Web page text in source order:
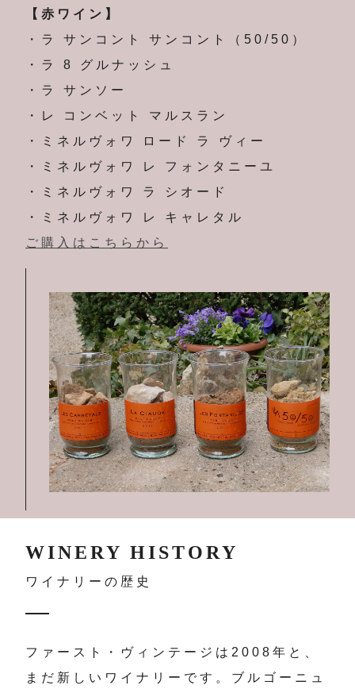
【赤ワイン】
・ラ サンコント サンコント（50/50）
・ラ 8 グルナッシュ
・ラ サンソー
・レ コンベット マルスラン
・ミネルヴォワ ロード ラ ヴィー
・ミネルヴォワ レ フォンタニーユ
・ミネルヴォワ ラ シオード
・ミネルヴォワ レ キャレタル
ご購入はこちらから
WINERY HISTORY
ワイナリーの歴史
ファースト・ヴィンテージは2008年と、
まだ新しいワイナリーです。ブルゴーニュ